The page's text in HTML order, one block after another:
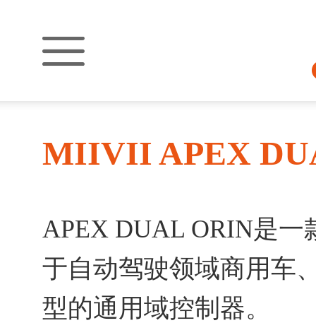
MIIVII APEX
APEX DUAL ORIN是
于自动驾驶领域商用车
型的通用域控制器。